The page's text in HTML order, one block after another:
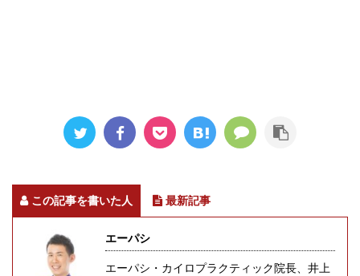
この記事を書いた人 最新記事
エーパシ
エーパシ・カイロプラクティック院長、井上